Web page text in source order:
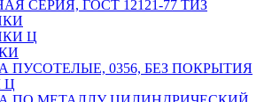
СЕРИЯ, ГОСТ 12121-77 ТИЗ
Ц
ПУСОТЕЛЫЕ, 0356, БЕЗ ПОКРЫТИЯ
Ц